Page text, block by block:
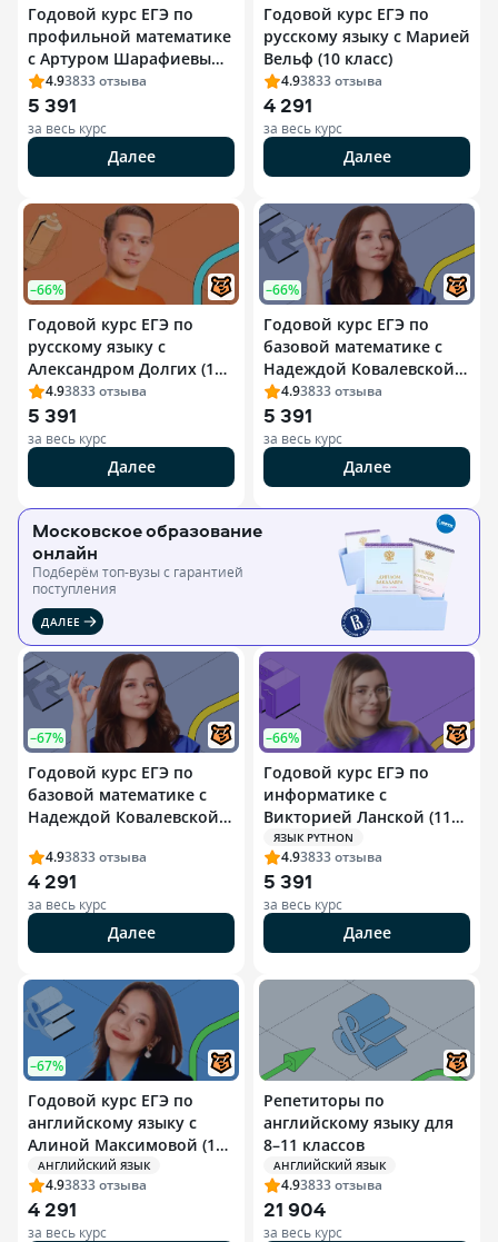
Годовой курс ЕГЭ по
профильной математике
с Артуром Шарафиевым
(11 класс)
4.93833отзыва
5 391
за весь курс
Далее
Годовой курс ЕГЭ по
русскому языку с Марией
Вельф (10 класс)
4.93833отзыва
4 291
за весь курс
Далее
–66%
Годовой курс ЕГЭ по
русскому языку с
Александром Долгих (11
класс)
4.93833отзыва
5 391
за весь курс
Далее
–66%
Годовой курс ЕГЭ по
базовой математике с
Надеждой Ковалевской
(11 класс)
4.93833отзыва
5 391
за весь курс
Далее
Московское образование
онлайн
Подберём топ-вузы c гарантией
поступления
ДАЛЕЕ
–67%
Годовой курс ЕГЭ по
базовой математике с
Надеждой Ковалевской
4.93833отзыва
4 291
за весь курс
Далее
–66%
Годовой курс ЕГЭ по
информатике с
Викторией Ланской (11
класс)
ЯЗЫК PYTHON
4.93833отзыва
5 391
за весь курс
Далее
–67%
Годовой курс ЕГЭ по
английскому языку с
Алиной Максимовой (10
класс)
АНГЛИЙСКИЙ ЯЗЫК
4.93833отзыва
4 291
за весь курс
Репетиторы по
английскому языку для
8–11 классов
АНГЛИЙСКИЙ ЯЗЫК
4.93833отзыва
21 904
за весь курс